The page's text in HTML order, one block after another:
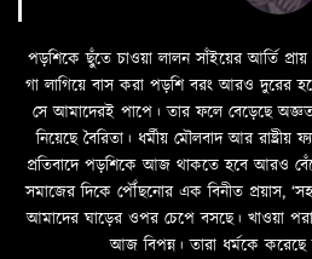
পড়শিকে ছুঁতে চাওয়া লালন সাঁইয়ের আর্তি
গা লাগিয়ে বাস করা পড়শি বরং আরও দুরের
সে আমাদেরই পাপে। তার ফলে বেড়েছে
নিয়েছে বৈরিতা। ধর্মীয় মৌলবাদ আর রাষ্ট্রীয়
প্রতিবাদে পড়শিকে আজ থাকতে হবে আরও
সমাজের দিকে পৌঁছনোর এক বিনীত প্রয়াস,
আমাদের ঘাড়ের ওপর চেপে বসছে। খাওয়া
আজ বিপন্ন। তারা ধর্মকে করেছে